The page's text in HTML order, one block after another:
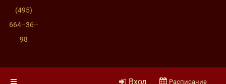
(495)
664–36–
98
Вход Расписание